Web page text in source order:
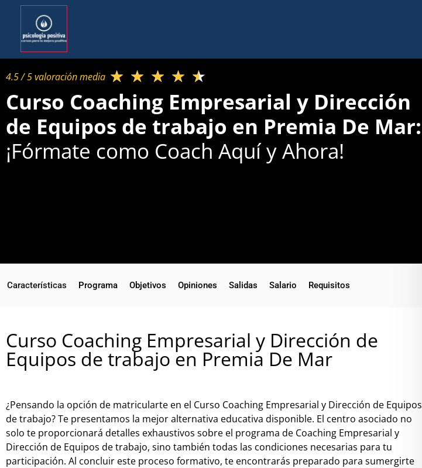
4.5 / 5 valoración media​ ★ ★ ★ ★ ★
Curso Coaching Empresarial y Dirección
de Equipos de trabajo en Premia De Mar:
¡Fórmate como Coach Aquí y Ahora!
Características Programa Objetivos Opiniones Salidas Salario Requisitos
Curso Coaching Empresarial y Dirección de
Equipos de trabajo en Premia De Mar
¿Pensando la opción de matricularte en el Curso Coaching Empresarial y Dirección de Equipos
de trabajo? Te presentamos la mejor alternativa educativa disponible. El centro asociado no
solo te proporcionará detalles exhaustivos sobre el programa de Coaching Empresarial y
Dirección de Equipos de trabajo, sino también todas las condiciones necesarias para tu
participación. Al concluir este proceso formativo, te encontrarás preparado para sumergirte